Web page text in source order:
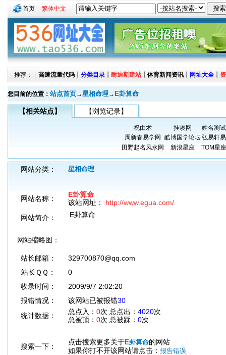
首页 繁体中文
推荐：┊ 高速流量代码 ┊ 分类目录 ┊ 耐迪斯建站 ┊ 体育新闻资讯 ┊ 网址大全 ┊
您目前的位置： 站点首页→星相命理→ E卦算命
【相关站点】 【浏览记录】
祝由术 挂凑网
姓名测
周新春易学网
酷博国学论坛弘易轩
田野起名风水网
新浪星座 TOM星
网站分类： 星相命理
网站名称：
E卦算命
该站网址： http://www.egua.com/
网站简介：
E卦算命
网站缩略图：
站长邮箱：
329700870@qq.com
站长ＱＱ：
0
收录时间：
2009/9/7 2:02:20
报错情况：
该网站已被报错30
统计数据：
总点入： 0次 总点出： 4020次
总被顶： 0次 总被踩： 0次
搜索一下：
点击搜索更多关于E卦算命的网站
如果你打不开该网站请点击： 报告错误